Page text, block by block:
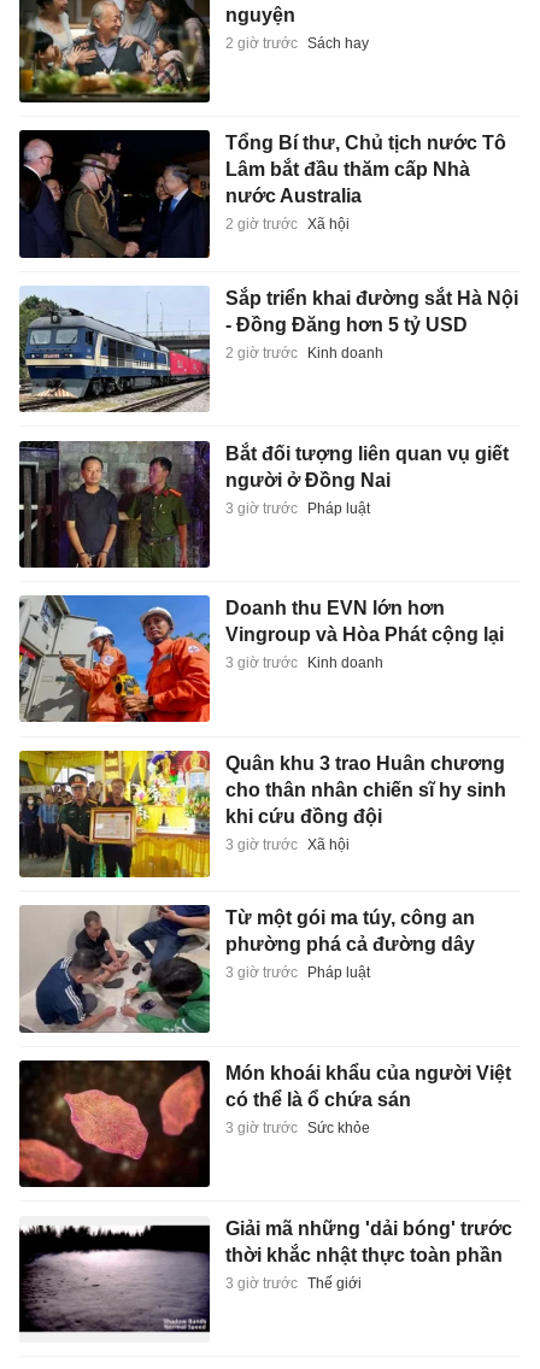
nguyện
2 giờ trước Sách hay
Tổng Bí thư, Chủ tịch nước Tô
Lâm bắt đầu thăm cấp Nhà
nước Australia
2 giờ trước Xã hội
Sắp triển khai đường sắt Hà Nội
- Đồng Đăng hơn 5 tỷ USD
2 giờ trước Kinh doanh
Bắt đối tượng liên quan vụ giết
người ở Đồng Nai
3 giờ trước Pháp luật
Doanh thu EVN lớn hơn
Vingroup và Hòa Phát cộng lại
3 giờ trước Kinh doanh
Quân khu 3 trao Huân chương
cho thân nhân chiến sĩ hy sinh
khi cứu đồng đội
3 giờ trước Xã hội
Từ một gói ma túy, công an
phường phá cả đường dây
3 giờ trước Pháp luật
Món khoái khẩu của người Việt
có thể là ổ chứa sán
3 giờ trước Sức khỏe
Giải mã những 'dải bóng' trước
thời khắc nhật thực toàn phần
3 giờ trước Thế giới